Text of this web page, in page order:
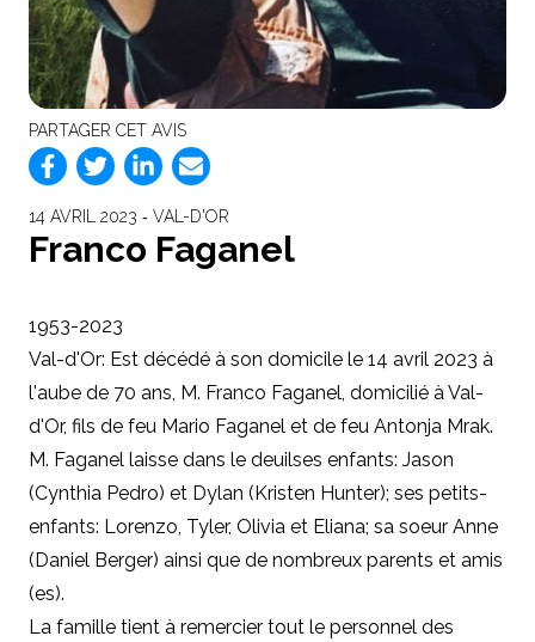
PARTAGER CET AVIS
14 AVRIL 2023 ‐ VAL-D'OR
Franco Faganel
1953-2023
Val-d'Or: Est décédé à son domicile le 14 avril 2023 à
l'aube de 70 ans, M. Franco Faganel, domicilié à Val-
d'Or, fils de feu Mario Faganel et de feu Antonja Mrak.
M. Faganel laisse dans le deuilses enfants: Jason
(Cynthia Pedro) et Dylan (Kristen Hunter); ses petits-
enfants: Lorenzo, Tyler, Olivia et Eliana; sa soeur Anne
(Daniel Berger) ainsi que de nombreux parents et amis
(es).
La famille tient à remercier tout le personnel des